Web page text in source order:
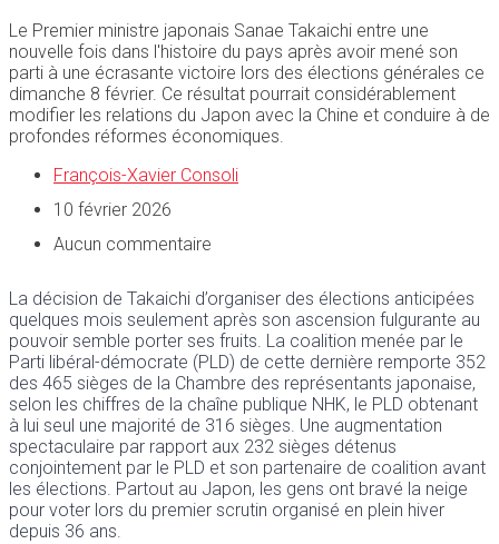
Le Premier ministre japonais Sanae Takaichi entre une
nouvelle fois dans l'histoire du pays après avoir mené son
parti à une écrasante victoire lors des élections générales ce
dimanche 8 février. Ce résultat pourrait considérablement
modifier les relations du Japon avec la Chine et conduire à de
profondes réformes économiques.
François-Xavier Consoli
10 février 2026
Aucun commentaire
La décision de Takaichi d’organiser des élections anticipées
quelques mois seulement après son ascension fulgurante au
pouvoir semble porter ses fruits. La coalition menée par le
Parti libéral-démocrate (PLD) de cette dernière remporte 352
des 465 sièges de la Chambre des représentants japonaise,
selon les chiffres de la chaîne publique NHK, le PLD obtenant
à lui seul une majorité de 316 sièges. Une augmentation
spectaculaire par rapport aux 232 sièges détenus
conjointement par le PLD et son partenaire de coalition avant
les élections. Partout au Japon, les gens ont bravé la neige
pour voter lors du premier scrutin organisé en plein hiver
depuis 36 ans.